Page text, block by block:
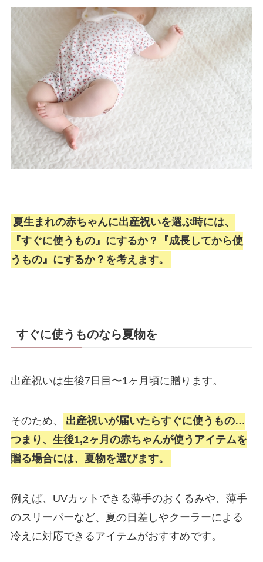
夏生まれの赤ちゃんに出産祝いを選ぶ時には、
『すぐに使うもの』にするか？『成長してから使
うもの』にするか？を考えます。
すぐに使うものなら夏物を
出産祝いは生後7日目〜1ヶ月頃に贈ります。
そのため、
出産祝いが届いたらすぐに使うもの…
つまり、生後1,2ヶ月の赤ちゃんが使うアイテムを
贈る場合には、夏物を選びます。
例えば、UVカットできる薄手のおくるみや、薄手
のスリーパーなど、夏の日差しやクーラーによる
冷えに対応できるアイテムがおすすめです。